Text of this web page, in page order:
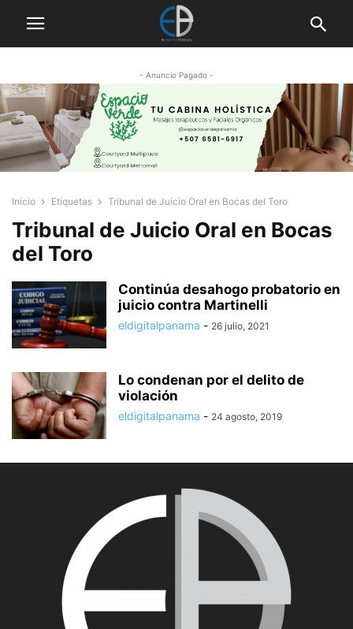
- Anuncio Pagado -
Inicio Etiquetas Tribunal de Juicio Oral en Bocas del Toro
Tribunal de Juicio Oral en Bocas
del Toro
Continúa desahogo probatorio en
juicio contra Martinelli
eldigitalpanama - 26 julio, 2021
Lo condenan por el delito de
violación
eldigitalpanama - 24 agosto, 2019